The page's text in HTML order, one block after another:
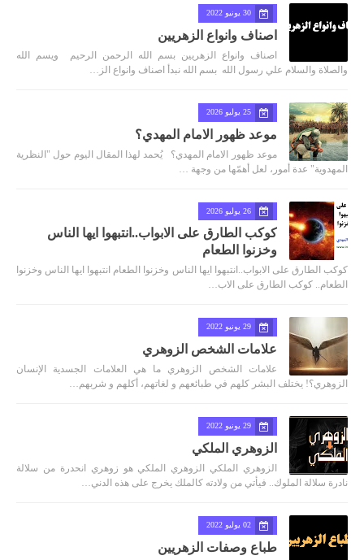
30 يونيو 2022
اصناف وانواع الزهريين
اصناف وانواع الزهريين بسم الله الرحمن الرحيم ويسم الله
والصلاة والسلام علي رسول الله بسم الله نبدأ اصناف وانواع الز…
25 يوليو 2026
موعد ظهور الامام المهدي؟
موعد ظهور الامام المهدي؟ يُحمد لهذا المقال اليوم حول "النظرية
المهدوية" عدة أمور، لعل أهمّها من وجهة …
26 يوليو 2026
كوكب الطارق على الابواب..انتبهوا ايها الناس
وخزنوا الطعام
كوكب الطارق على الابواب..انتبهوا ايها الناس وخزنوا الطعام انتبهوا ايها الناس وخزنوا
الطعام.. كوكب الطارق على الاب…
29 يونيو 2022
علامات الشخص الزوهري
علامات الشخص الزوهري ما هي العلامات الجسدية الإنسان
الزوهري؟! يختلف البشر كلهم في طبائعهم و لغاتهم، أكلهم و شربهم…
29 يونيو 2022
الزوهري الملكي
الزوهري الملكي الزوهري الملكي هو زوهري انحدرة من سلالة
نادرة سلالة الملوك.. فيأتي من ولادته كالملك يخرج على هذه الدني…
02 يوليو 2022
طباع وصفات الزهريين